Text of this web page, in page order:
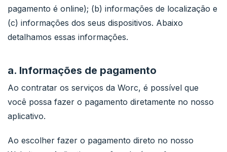
pagamento é online); (b) informações de localização e
(c) informações dos seus dispositivos. Abaixo
detalhamos essas informações.
a. Informações de pagamento
Ao contratar os serviços da Worc, é possível que
você possa fazer o pagamento diretamente no nosso
aplicativo.
Ao escolher fazer o pagamento direto no nosso